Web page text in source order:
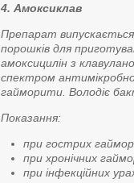
4. Амоксиклав
Препарат
порошків для
амоксицилін з
спектром
гайморити. Володіє
Показання:
при гострих
при хронічних
при інфекційних